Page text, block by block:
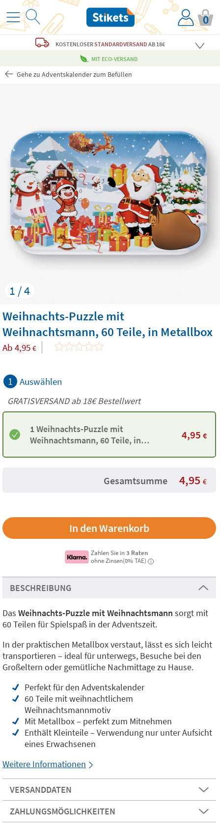
0
KOSTENLOSERSTANDARDVERSAND AB 18€
MIT ECO-VERSAND
Gehe zu Adventskalender zum Befüllen
1 / 4
Weihnachts-Puzzle mit
Weihnachtsmann, 60 Teile, in Metallbox
Ab 4,95 €
1 Auswählen
GRATISVERSAND ab18€Bestellwert
1 Weihnachts-Puzzle mit
Weihnachtsmann, 60 Teile, in
4,95 €
Gesamtsumme 4,95 €
Zahlen Sie in3 Raten
ohne Zinsen(0% TAE)
i
BESCHREIBUNG
Das Weihnachts-Puzzle mit Weihnachtsmann sorgt mit
60 Teilen für Spielspaß in der Adventszeit.
In der praktischen Metallbox verstaut, lässt es sich leicht
transportieren – ideal für unterwegs, Besuche bei den
Großeltern oder gemütliche Nachmittage zu Hause.
Perfekt für den Adventskalender
60 Teile mit weihnachtlichem
Weihnachtsmannmotiv
Mit Metallbox – perfekt zum Mitnehmen
Enthält Kleinteile – Verwendung nur unter Aufsicht
eines Erwachsenen
Weitere Informationen
VERSANDDATEN
ZAHLUNGSMÖGLICHKEITEN